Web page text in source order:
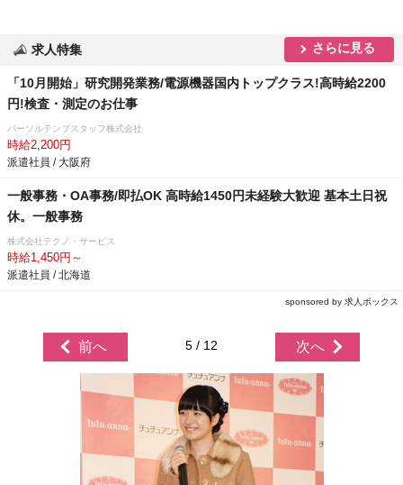
求人特集 さらに見る
「10月開始」研究開発業務/電源機器国内トップクラス!高時給2200
円!検査・測定のお仕事
パーソルテンプスタッフ株式会社
時給2,200円
派遣社員 / 大阪府
一般事務・OA事務/即払OK 高時給1450円未経験大歓迎 基本土日祝
休。一般事務
株式会社テクノ・サービス
時給1,450円～
派遣社員 / 北海道
sponsored by 求人ボックス
前へ 5 / 12 次へ